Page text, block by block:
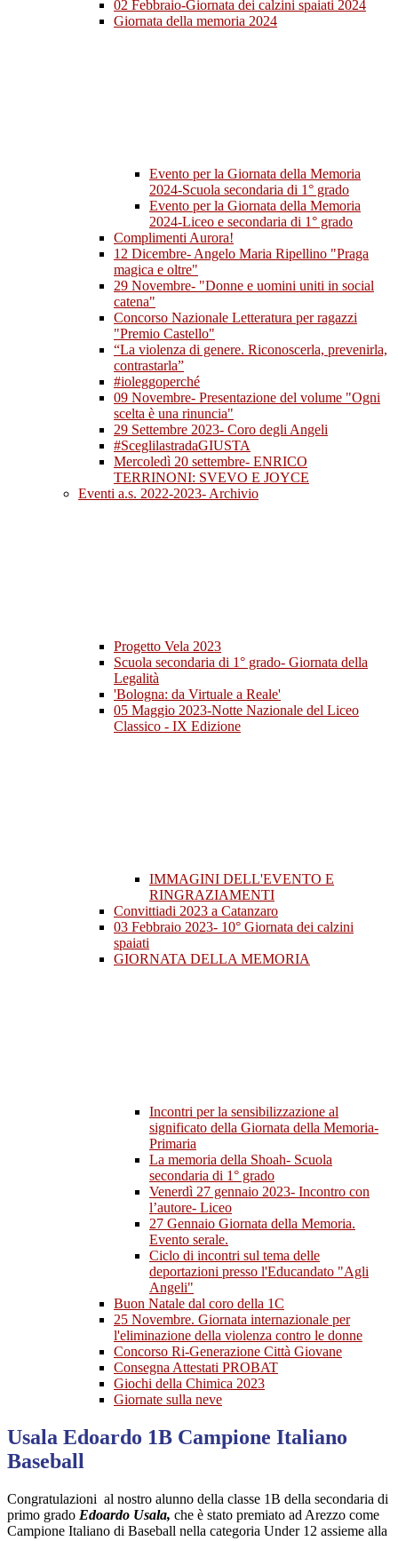
02 Febbraio-Giornata dei calzini spaiati 2024
Giornata della memoria 2024
Evento per la Giornata della Memoria
2024-Scuola secondaria di 1° grado
Evento per la Giornata della Memoria
2024-Liceo e secondaria di 1° grado
Complimenti Aurora!
12 Dicembre- Angelo Maria Ripellino "Praga
magica e oltre"
29 Novembre- "Donne e uomini uniti in social
catena"
Concorso Nazionale Letteratura per ragazzi
"Premio Castello"
“La violenza di genere. Riconoscerla, prevenirla,
contrastarla”
#ioleggoperché
09 Novembre- Presentazione del volume "Ogni
scelta è una rinuncia"
29 Settembre 2023- Coro degli Angeli
#SceglilastradaGIUSTA
Mercoledì 20 settembre- ENRICO
TERRINONI: SVEVO E JOYCE
Eventi a.s. 2022-2023- Archivio
Progetto Vela 2023
Scuola secondaria di 1° grado- Giornata della
Legalità
'Bologna: da Virtuale a Reale'
05 Maggio 2023-Notte Nazionale del Liceo
Classico - IX Edizione
IMMAGINI DELL'EVENTO E
RINGRAZIAMENTI
Convittiadi 2023 a Catanzaro
03 Febbraio 2023- 10° Giornata dei calzini
spaiati
GIORNATA DELLA MEMORIA
Incontri per la sensibilizzazione al
significato della Giornata della Memoria-
Primaria
La memoria della Shoah- Scuola
secondaria di 1° grado
Venerdì 27 gennaio 2023- Incontro con
l’autore- Liceo
27 Gennaio Giornata della Memoria.
Evento serale.
Ciclo di incontri sul tema delle
deportazioni presso l'Educandato "Agli
Angeli"
Buon Natale dal coro della 1C
25 Novembre. Giornata internazionale per
l'eliminazione della violenza contro le donne
Concorso Ri-Generazione Città Giovane
Consegna Attestati PROBAT
Giochi della Chimica 2023
Giornate sulla neve
Usala Edoardo 1B Campione Italiano
Baseball
Congratulazioni al nostro alunno della classe 1B della secondaria di
primo grado Edoardo Usala, che è stato premiato ad Arezzo come
Campione Italiano di Baseball nella categoria Under 12 assieme alla